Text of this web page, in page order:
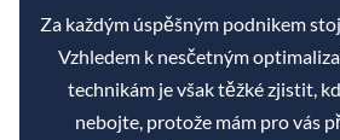
Za každým úspěšným podnikem
Vzhledem k nesčetným
technikám je však těžké zjistit,
nebojte, protože mám pro vás